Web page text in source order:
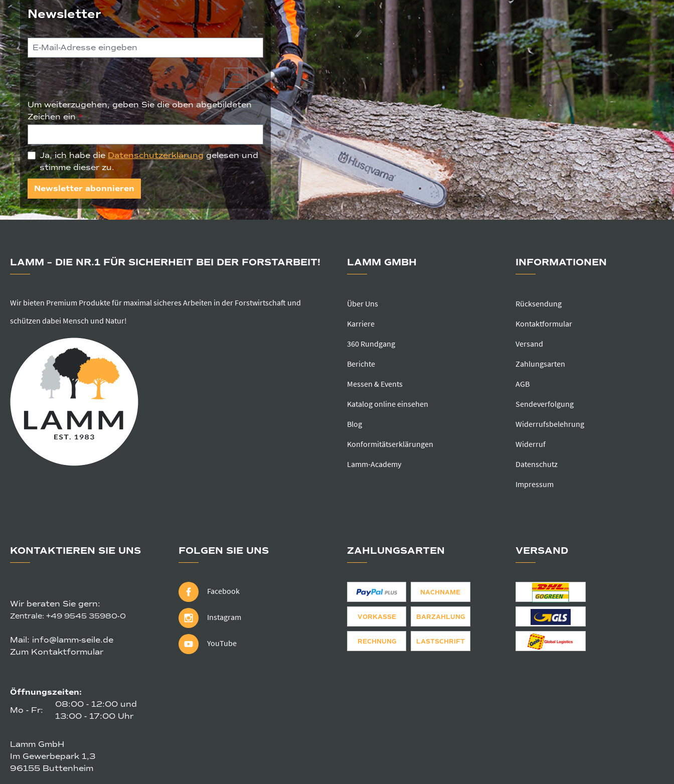
Newsletter
Um weiterzugehen, geben Sie die oben abgebildeten
Zeichen ein*
Ja, ich habe dieDatenschutzerklärunggelesen und
stimme dieser zu.
Newsletter abonnieren
LAMM – DIE NR.1 FÜR SICHERHEIT BEI DER FORSTARBEIT!
Wir bieten Premium Produkte für maximal sicheres Arbeiten in der Forstwirtschaft und
schützen dabei Mensch und Natur!
LAMM GMBH
Über Uns
Karriere
360 Rundgang
Berichte
Messen & Events
Katalog online einsehen
Blog
Konformitätserklärungen
Lamm-Academy
INFORMATIONEN
Rücksendung
Kontaktformular
Versand
Zahlungsarten
AGB
Sendeverfolgung
Widerrufsbelehrung
Widerruf
Datenschutz
Impressum
KONTAKTIEREN SIE UNS
Wir beraten Sie gern:
Zentrale: +49 9545 35980-0
Mail: info@lamm-seile.de
Zum Kontaktformular
Öffnungszeiten:
Mo - Fr:
08:00 - 12:00 und
13:00 - 17:00 Uhr
Lamm GmbH
Im Gewerbepark 1,3
96155 Buttenheim
FOLGEN SIE UNS
Facebook
Instagram
YouTube
ZAHLUNGSARTEN
NACHNAME
VORKASSE BARZAHLUNG
RECHNUNG LASTSCHRIFT
VERSAND